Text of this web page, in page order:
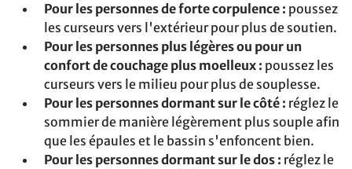
Pour les personnes de forte corpulence : poussez
les curseurs vers l'extérieur pour plus de soutien.
Pour les personnes plus légères ou pour un
confort de couchage plus moelleux : poussez les
curseurs vers le milieu pour plus de souplesse.
Pour les personnes dormant sur le côté : réglez le
sommier de manière légèrement plus souple afin
que les épaules et le bassin s'enfoncent bien.
Pour les personnes dormant sur le dos : réglez le